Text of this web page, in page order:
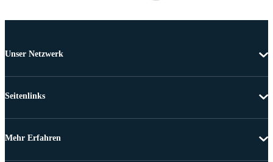
Unser Netzwerk
Seitenlinks
Mehr Erfahren